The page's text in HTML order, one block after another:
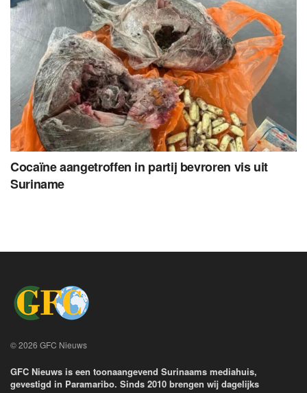
Cocaïne aangetroffen in partij bevroren vis uit
Suriname
© 2026 GFC Nieuws
GFC Nieuws is een toonaangevend Surinaams mediahuis,
gevestigd in Paramaribo. Sinds 2010 brengen wij dagelijks